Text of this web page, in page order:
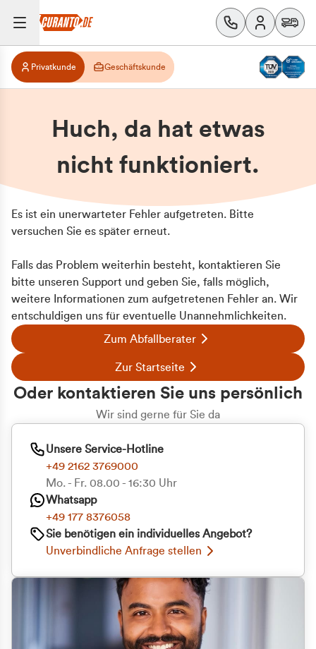
Privatkunde Geschäftskunde
Huch, da hat etwas
nicht funktioniert.
Es ist ein unerwarteter Fehler aufgetreten. Bitte
versuchen Sie es später erneut.
Falls das Problem weiterhin besteht, kontaktieren Sie
bitte unseren Support und geben Sie, falls möglich,
weitere Informationen zum aufgetretenen Fehler an. Wir
entschuldigen uns für eventuelle Unannehmlichkeiten.
Zum Abfallberater
Zur Startseite
Oder kontaktieren Sie uns persönlich
Wir sind gerne für Sie da
Unsere Service-Hotline
+49 2162 3769000
Mo. - Fr. 08.00 - 16:30 Uhr
Whatsapp
+49 177 8376058
Sie benötigen ein individuelles Angebot?
Unverbindliche Anfrage stellen